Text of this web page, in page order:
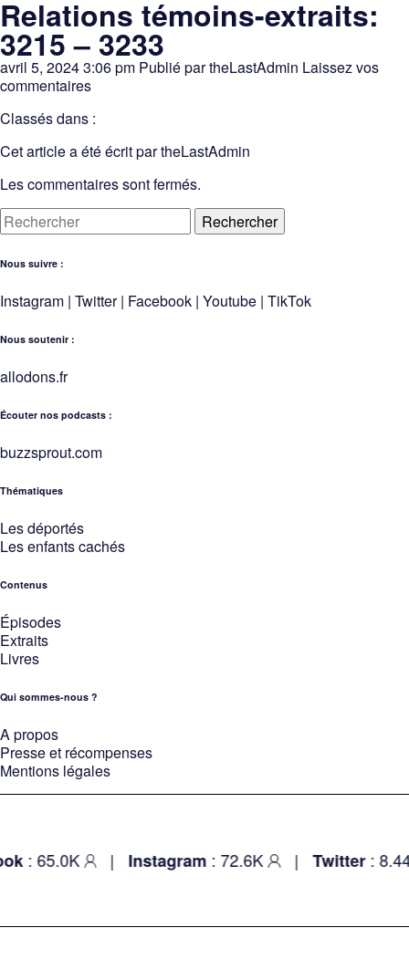
Relations témoins-extraits:
3215 – 3233
avril 5, 2024 3:06 pm Publié partheLastAdmin Laissez vos
commentaires
Classés dans :
Cet article a été écrit par theLastAdmin
Les commentaires sont fermés.
Rechercher
Nous suivre :
Instagram | Twitter| Facebook | Youtube | TikTok
Nous soutenir :
allodons.fr
Écouter nos podcasts :
buzzsprout.com
Thématiques
Les déportés
Les enfants cachés
Contenus
Épisodes
Extraits
Livres
Qui sommes-nous ?
A propos
Presse et récompenses
Mentions légales
: 65.0K | Instagram: 72.6K | Twitter: